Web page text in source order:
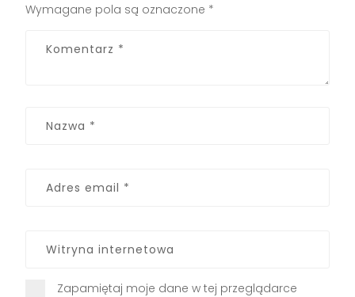
Wymagane pola są oznaczone *
Zapamiętaj moje dane w tej przeglądarce